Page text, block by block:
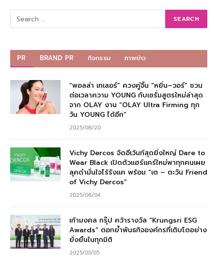
PR BRAND PR กิจกรรม ภาพข่าว
“พอลล่า เทเลอร์” ควงคู่จิ้น “หยิ่น–วอร์” ชวน
ต่อเวลาความ YOUNG กับเซรั่มสูตรใหม่ล่าสุด
จาก OLAY งาน “OLAY Ultra Firming ทุก
วัน YOUNG ได้อีก”
2025/08/20
Vichy Dercos จัดอีเว้นท์สุดยิ่งใหญ่ Dare to
Wear Black เปิดตัวแฮร์แคร์ใหม่พาทุกคนเผย
ลุคดำมั่นใจไร้รังแค พร้อม “เต – ตะวัน Friend
of Vichy Dercos”
2025/06/04
เก้ามงคล กรุ๊ป คว้ารางวัล “Krungsri ESG
Awards” ตอกย้ำพันธกิจองค์กรที่เติบโตอย่าง
ยั่งยืนในทุกมิติ
2025/03/05